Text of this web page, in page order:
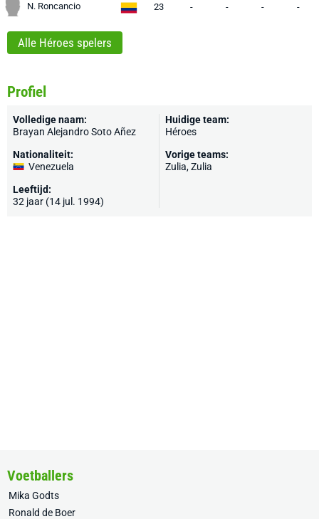
N. Roncancio 23 - - - -
Alle Héroes spelers
Profiel
Volledige naam:
Brayan Alejandro Soto Añez
Nationaliteit:
Venezuela
Leeftijd:
32 jaar (14 jul. 1994)
Huidige team:
Héroes
Vorige teams:
Zulia, Zulia
Voetballers
Mika Godts
Ronald de Boer